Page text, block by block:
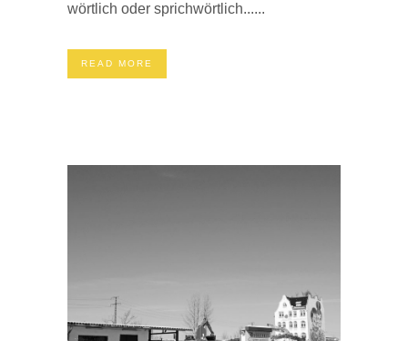
wörtlich oder sprichwörtlich......
READ MORE